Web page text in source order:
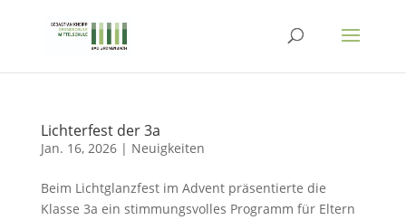
Lichterfest der 3a
Jan. 16, 2026| Neuigkeiten
Beim Lichtglanzfest im Advent präsentierte die
Klasse 3a ein stimmungsvolles Programm für Eltern